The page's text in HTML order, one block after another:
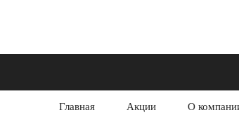
Главная Акции О